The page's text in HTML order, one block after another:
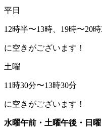
平日
12時半〜13時、19時〜20
に空きがございます！
土曜
11時30分〜13時30分
に空きがございます！
水曜午前・土曜午後・日曜